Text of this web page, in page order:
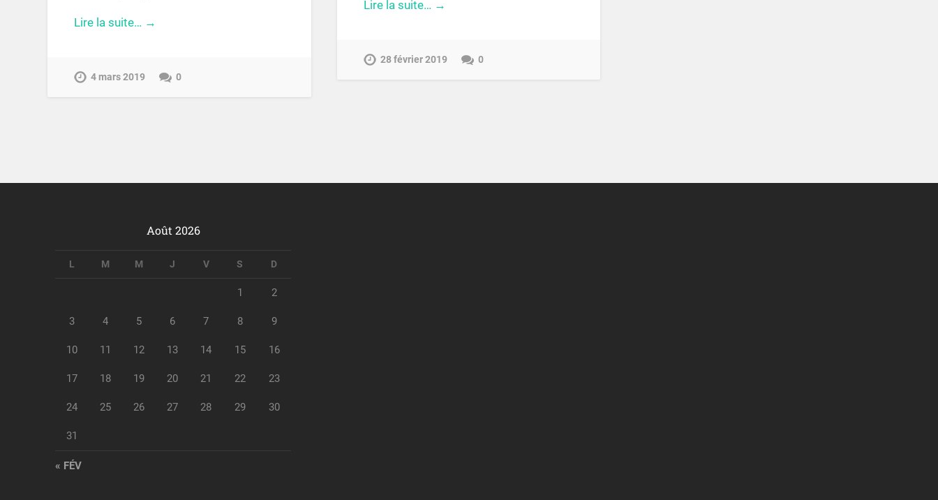
Lire la suite… →
4 mars 2019 0
Lire la suite… →
28 février 2019 0
Août 2026
L M M J V S D
1 2
3 4 5 6 7 8 9
10 11 12 13 14 15 16
17 18 19 20 21 22 23
24 25 26 27 28 29 30
31
« FÉV